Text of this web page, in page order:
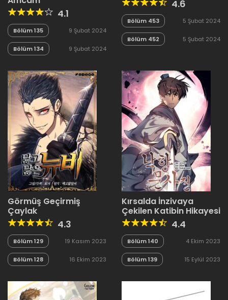
4.1
Bölüm 135 9 Şubat 2024
Bölüm 134 9 Şubat 2024
4.6
Bölüm 453 5 Şubat 2024
Bölüm 452 5 Şubat 2024
Görmüş Geçirmiş
Çaylak
4.3
Bölüm 129 19 Kasım 2023
Bölüm 128 16 Ekim 2023
Kırsalda İnzivaya
Çekilen Katibin Hikayesi
4.4
Bölüm 140 4 Ekim 2023
Bölüm 139 15 Eylül 2023